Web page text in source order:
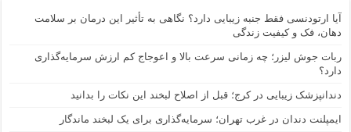
آیا ارتودنسی فقط جنبه زیبایی دارد؟ نگاهی به تأثیر این درمان بر سلامت
دهان، فک و کیفیت زندگی
ربات جوش لیزر؛ چه زمانی سرعت بالا و اعوجاج کم ارزش سرمایه‌گذاری
دارد؟
دندانپزشک زیبایی در کرج؛ قبل از اصلاح لبخند این نکات را بدانید
ایمپلنت دندان در غرب تهران؛ سرمایه‌گذاری برای یک لبخند ماندگار